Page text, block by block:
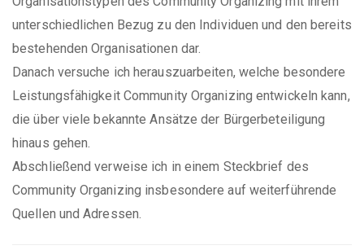
unterschiedlichen Bezug zu den Individuen und den bereits
bestehenden Organisationen dar.
Danach versuche ich herauszuarbeiten, welche besondere
Leistungsfähigkeit Community Organizing entwickeln kann,
die über viele bekannte Ansätze der Bürgerbeteiligung
hinaus gehen.
Abschließend verweise ich in einem Steckbrief des
Community Organizing insbesondere auf weiterführende
Quellen und Adressen.